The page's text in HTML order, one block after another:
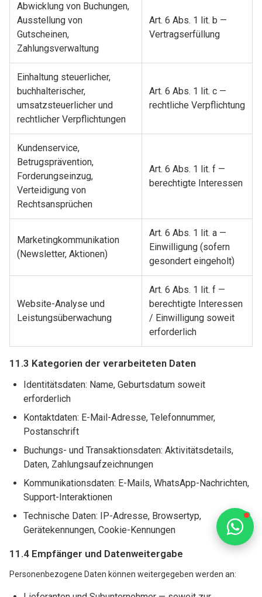
Abwicklung von Buchungen,
Ausstellung von
Gutscheinen,
Zahlungsverwaltung
Art. 6 Abs. 1 lit. b —
Vertragserfüllung
Einhaltung steuerlicher,
buchhalterischer,
umsatzsteuerlicher und
rechtlicher Verpflichtungen
Art. 6 Abs. 1 lit. c —
rechtliche Verpflichtung
Kundenservice,
Betrugsprävention,
Forderungseinzug,
Verteidigung von
Rechtsansprüchen
Art. 6 Abs. 1 lit. f —
berechtigte Interessen
Marketingkommunikation
(Newsletter, Aktionen)
Art. 6 Abs. 1 lit. a —
Einwilligung (sofern
gesondert eingeholt)
Website-Analyse und
Leistungsüberwachung
Art. 6 Abs. 1 lit. f —
berechtigte Interessen
/ Einwilligung soweit
erforderlich
11.3 Kategorien der verarbeiteten Daten
Identitätsdaten: Name, Geburtsdatum soweit
erforderlich
Kontaktdaten: E-Mail-Adresse, Telefonnummer,
Postanschrift
Buchungs- und Transaktionsdaten: Aktivitätsdetails,
Daten, Zahlungsaufzeichnungen
Kommunikationsdaten: E-Mails, WhatsApp-Nachrichten,
Support-Interaktionen
Technische Daten: IP-Adresse, Browsertyp,
Gerätekennungen, Cookie-Kennungen
11.4 Empfänger und Datenweitergabe
Personenbezogene Daten können weitergegeben werden an: